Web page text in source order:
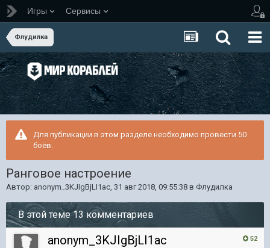
Игры Сервисы
Флудилка
Для публикации в этом разделе необходимо провести 50
боёв.
Ранговое настроение
Автор: anonym_3KJIgBjLI1ac, 31 авг 2018, 09:55:38 в Флудилка
В этой теме 13 комментариев
52
anonym_3KJIgBjLI1ac